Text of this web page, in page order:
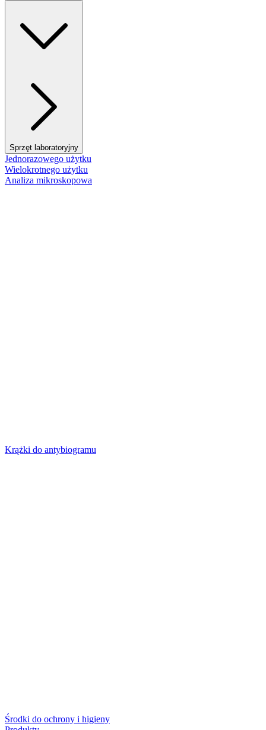
Sprzęt laboratoryjny
Jednorazowego użytku
Wielokrotnego użytku
Analiza mikroskopowa
Krążki do antybiogramu
Środki do ochrony i higieny